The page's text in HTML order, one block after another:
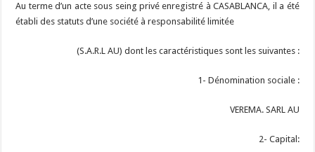
Au terme d’un acte sous seing privé enregistré à CASABLANCA, il a été
établi des statuts d’une société à responsabilité limitée
(S.A.R.L AU) dont les caractéristiques sont les suivantes :
1- Dénomination sociale :
VEREMA. SARL AU
2- Capital: